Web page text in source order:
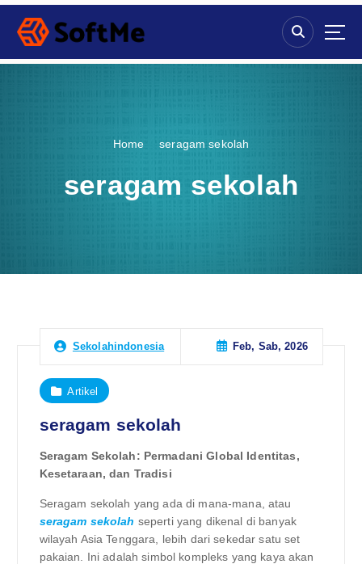
S
p
Home seragam sekolah
seragam sekolah
Sekolahindonesia Feb, Sab, 2026
Artikel
seragam sekolah
Seragam Sekolah: Permadani Global Identitas,
Kesetaraan, dan Tradisi
Seragam sekolah yang ada di mana-mana, atau
seragam sekolah seperti yang dikenal di banyak
wilayah Asia Tenggara, lebih dari sekedar satu set
pakaian. Ini adalah simbol kompleks yang kaya akan